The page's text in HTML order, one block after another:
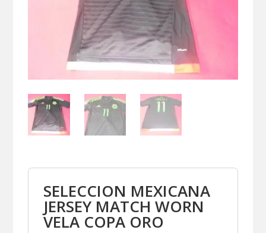
SELECCION MEXICANA
JERSEY MATCH WORN
VELA COPA ORO